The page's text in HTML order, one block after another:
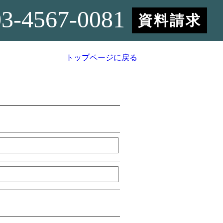
4567-0081 資料請求
トップページに戻る